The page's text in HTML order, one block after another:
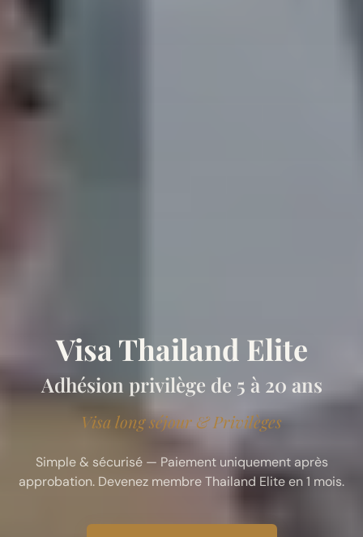
Visa Thailand Elite
Adhésion privilège de 5 à 20 ans
Visa long séjour & Privilèges
Simple & sécurisé — Paiement uniquement après
approbation. Devenez membre Thailand Elite en 1 mois.